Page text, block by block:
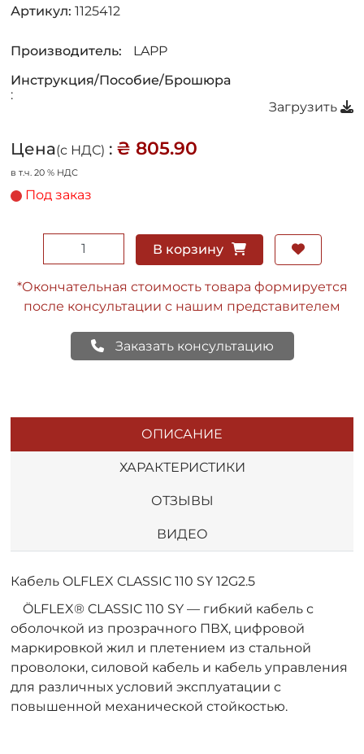
Артикул:1125412
Производитель:
LAPP
Инструкция/Пособие/Брошюра
:
Загрузить
Цена(с НДС) : ₴ 805.90
в т.ч. 20 % НДС
Под заказ
В корзину
*Окончательная стоимость товара формируется
после консультации с нашим представителем
Заказать консультацию
ОПИСАНИЕ
ХАРАКТЕРИСТИКИ
ОТЗЫВЫ
ВИДЕО
Кабель OLFLEX CLASSIC 110 SY 12G2.5
ÖLFLEX® CLASSIC 110 SY — гибкий кабель с
оболочкой из прозрачного ПВХ, цифровой
маркировкой жил и плетением из стальной
проволоки, силовой кабель и кабель управления
для различных условий эксплуатации с
повышенной механической стойкостью.